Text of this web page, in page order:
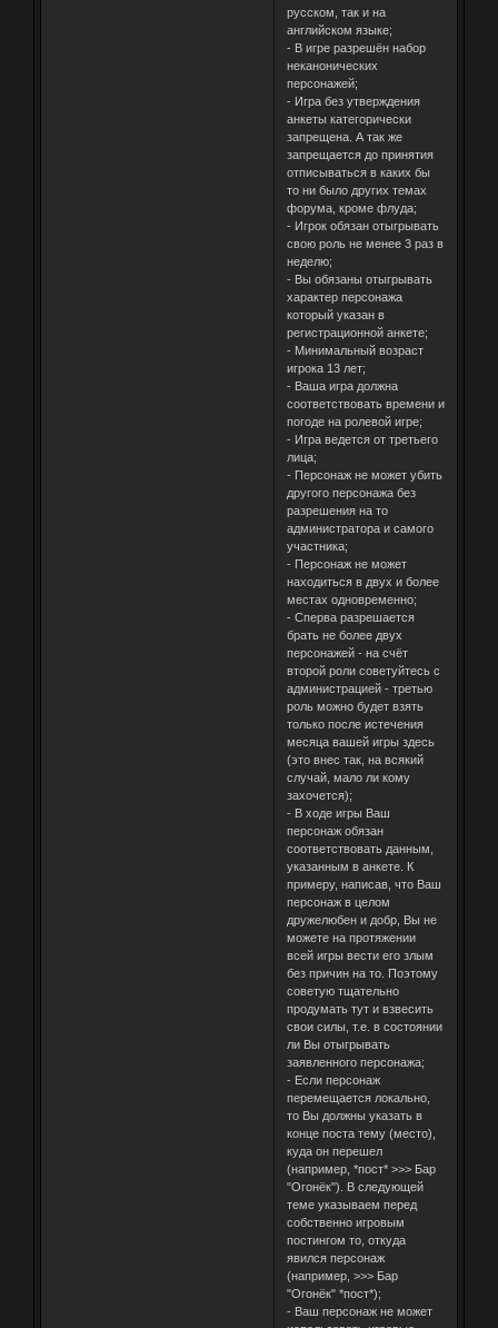
русском, так и на
английском языке;
- В игре разрешён набор
неканонических
персонажей;
- Игра без утверждения
анкеты категорически
запрещена. А так же
запрещается до принятия
отписываться в каких бы
то ни было других темах
форума, кроме флуда;
- Игрок обязан отыгрывать
свою роль не менее 3 раз в
неделю;
- Вы обязаны отыгрывать
характер персонажа
который указан в
регистрационной анкете;
- Минимальный возраст
игрока 13 лет;
- Ваша игра должна
соответствовать времени и
погоде на ролевой игре;
- Игра ведется от третьего
лица;
- Персонаж не может убить
другого персонажа без
разрешения на то
администратора и самого
участника;
- Персонаж не может
находиться в двух и более
местах одновременно;
- Сперва разрешается
брать не более двух
персонажей - на счёт
второй роли советуйтесь с
администрацией - третью
роль можно будет взять
только после истечения
месяца вашей игры здесь
(это внес так, на всякий
случай, мало ли кому
захочется);
- В ходе игры Ваш
персонаж обязан
соответствовать данным,
указанным в анкете. К
примеру, написав, что Ваш
персонаж в целом
дружелюбен и добр, Вы не
можете на протяжении
всей игры вести его злым
без причин на то. Поэтому
советую тщательно
продумать тут и взвесить
свои силы, т.е. в состоянии
ли Вы отыгрывать
заявленного персонажа;
- Если персонаж
перемещается локально,
то Вы должны указать в
конце поста тему (место),
куда он перешел
(например, *пост* >>> Бар
"Огонёк"). В следующей
теме указываем перед
собственно игровым
постингом то, откуда
явился персонаж
(например, >>> Бар
"Огонёк" *пост*);
- Ваш персонаж не может